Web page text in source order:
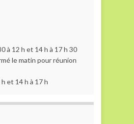
à 12 h et 14 h à 17 h 30
le matin pour réunion
h et 14 h à 17 h